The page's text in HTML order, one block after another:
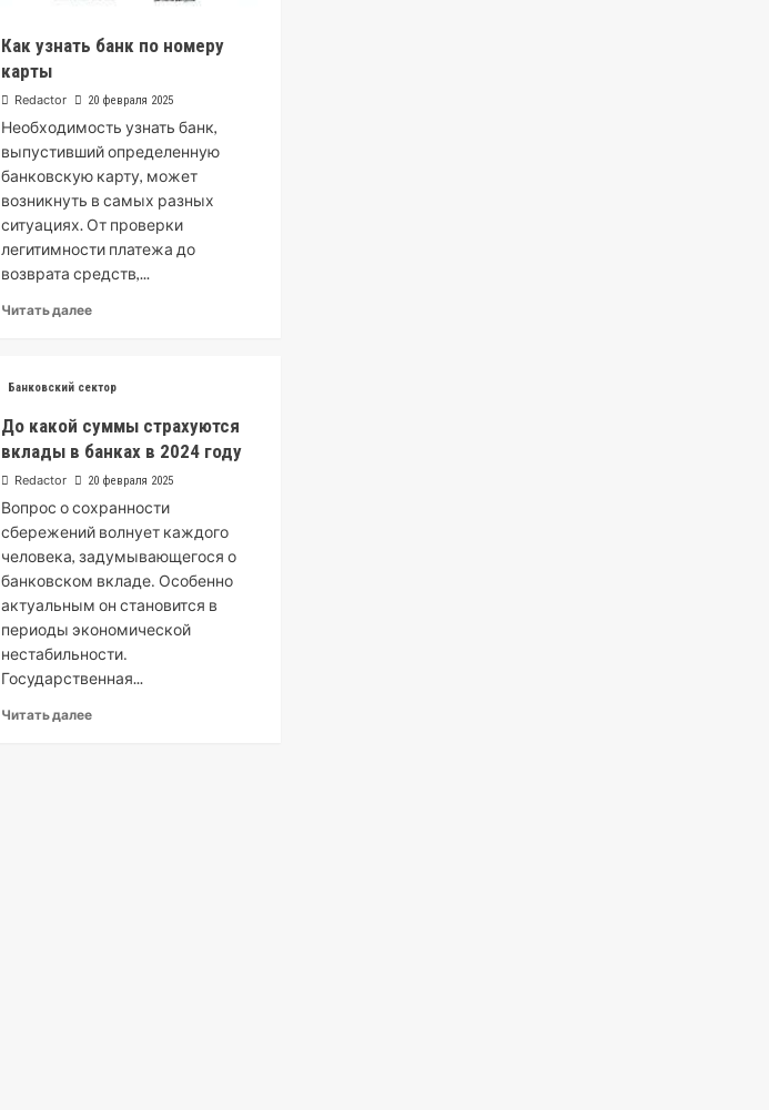
Как узнать банк по номеру
карты
Redactor 20 февраля 2025
Необходимость узнать банк,
выпустивший определенную
банковскую карту, может
возникнуть в самых разных
ситуациях. От проверки
легитимности платежа до
возврата средств,...
Читать далее
Банковский сектор
До какой суммы страхуются
вклады в банках в 2024 году
Redactor 20 февраля 2025
Вопрос о сохранности
сбережений волнует каждого
человека, задумывающегося о
банковском вкладе․ Особенно
актуальным он становится в
периоды экономической
нестабильности․
Государственная...
Читать далее